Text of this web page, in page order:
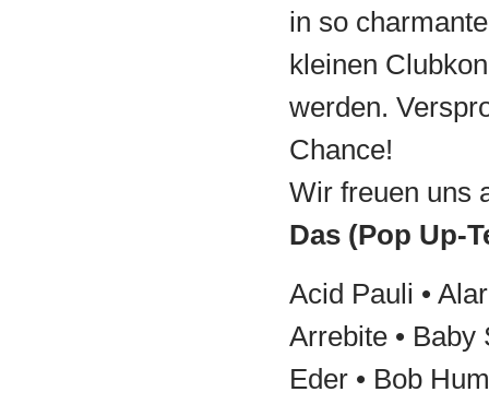
in so
kleinen
werden.
Chance!
Wir freuen uns
Das (Pop Up-
Acid Pauli •
Arrebite • Baby
Eder • Bob